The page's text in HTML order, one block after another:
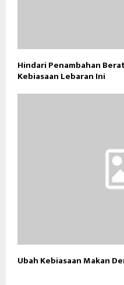
Hindari Penambahan
Kebiasaan Lebaran Ini
Ubah Kebiasaan Makan